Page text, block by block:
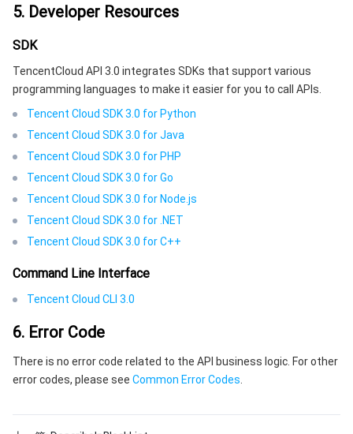
5. Developer Resources
SDK
TencentCloud API 3.0 integrates SDKs that support various
programming languages to make it easier for you to call APIs.
Tencent Cloud SDK 3.0 for Python
Tencent Cloud SDK 3.0 for Java
Tencent Cloud SDK 3.0 for PHP
Tencent Cloud SDK 3.0 for Go
Tencent Cloud SDK 3.0 for Node.js
Tencent Cloud SDK 3.0 for .NET
Tencent Cloud SDK 3.0 for C++
Command Line Interface
Tencent Cloud CLI 3.0
6. Error Code
There is no error code related to the API business logic. For other
error codes, please see Common Error Codes